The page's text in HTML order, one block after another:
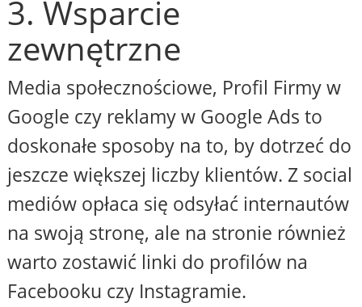
3. Wsparcie
zewnętrzne
Media społecznościowe, Profil Firmy w
Google czy reklamy w Google Ads to
doskonałe sposoby na to, by dotrzeć do
jeszcze większej liczby klientów. Z social
mediów opłaca się odsyłać internautów
na swoją stronę, ale na stronie również
warto zostawić linki do profilów na
Facebooku czy Instagramie.